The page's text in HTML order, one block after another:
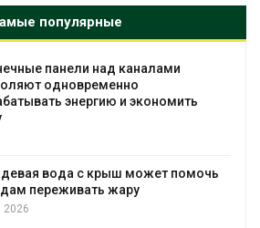
популярные
Учёные предложили
воду из воздуха с помощью
Авг 6, 2026
сентябре
Авг 6, 2026